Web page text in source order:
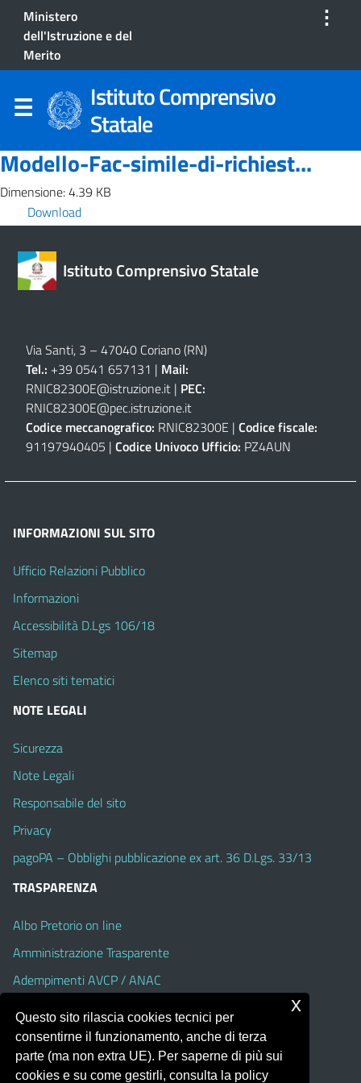
Ministero
dell'Istruzione e del
Merito
⋮
Istituto Comprensivo
Statale
Modello-Fac-simile-di-richiest...
Dimensione: 4.39 KB
Download
Istituto Comprensivo Statale
Via Santi, 3 – 47040 Coriano (RN)
Tel.: +39 0541 657131 | Mail:
RNIC82300E@istruzione.it | PEC:
RNIC82300E@pec.istruzione.it
Codice meccanografico: RNIC82300E | Codice fiscale:
91197940405 | Codice Univoco Ufficio: PZ4AUN
INFORMAZIONI SUL SITO
Ufficio Relazioni Pubblico
Informazioni
Accessibilità D.Lgs 106/18
Sitemap
Elenco siti tematici
NOTE LEGALI
Sicurezza
Note Legali
Responsabile del sito
Privacy
pagoPA – Obblighi pubblicazione ex art. 36 D.Lgs. 33/13
TRASPARENZA
Albo Pretorio on line
Amministrazione Trasparente
Adempimenti AVCP / ANAC
Dichiarazione di accessibilità
Questo sito rilascia cookies tecnici per
consentirne il funzionamento, anche di terza
parte (ma non extra UE). Per saperne di più sui
cookies e su come gestirli, consulta la policy
x